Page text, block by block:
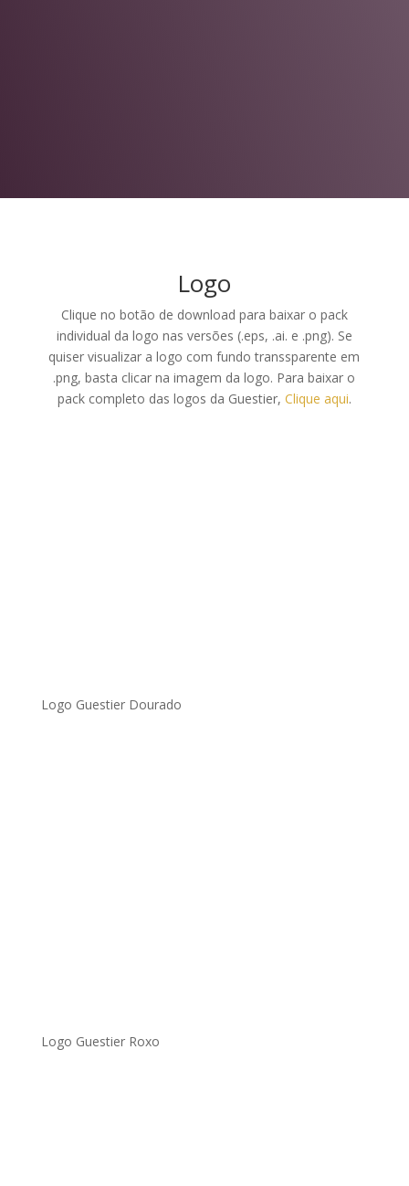
Logo
Clique no botão de download para baixar o pack
individual da logo nas versões (.eps, .ai. e .png). Se
quiser visualizar a logo com fundo transsparente em
.png, basta clicar na imagem da logo. Para baixar o
pack completo das logos da Guestier, Clique aqui.
Logo Guestier Dourado
Logo Guestier Roxo